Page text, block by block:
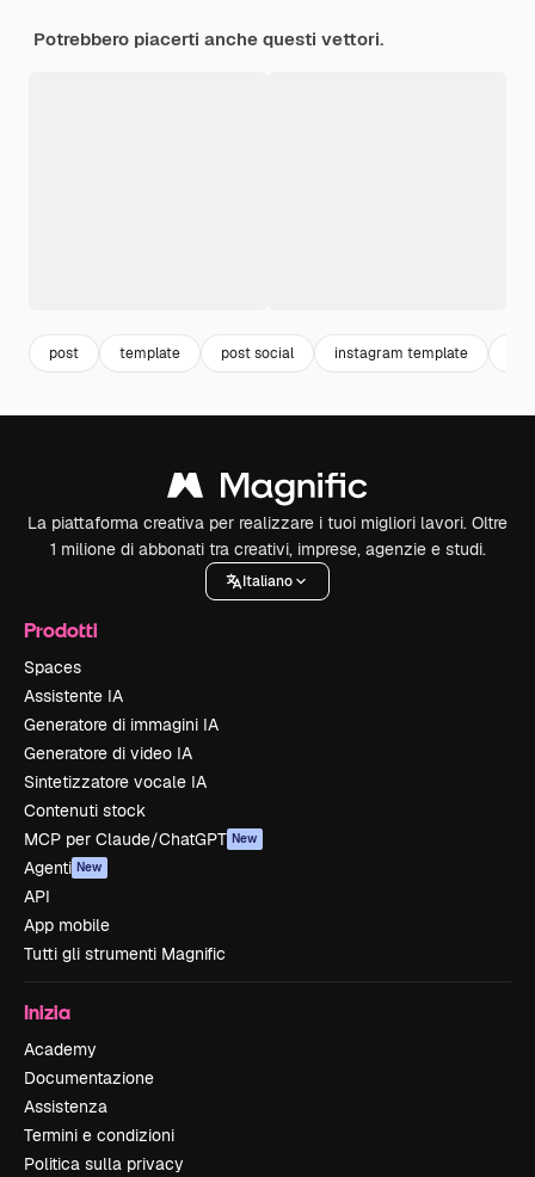
Potrebbero piacerti anche questi vettori.
post template post social instagram template
La piattaforma creativa per realizzare i tuoi migliori lavori. Oltre
1 milione di abbonati tra creativi, imprese, agenzie e studi.
Italiano
Prodotti
Spaces
Assistente IA
Generatore di immagini IA
Generatore di video IA
Sintetizzatore vocale IA
Contenuti stock
MCP per Claude/ChatGPT New
Agenti New
API
App mobile
Tutti gli strumenti Magnific
Inizia
Academy
Documentazione
Assistenza
Termini e condizioni
Politica sulla privacy